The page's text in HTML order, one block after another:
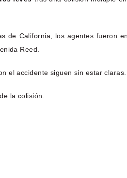
de California, los agentes fueron
Reed.
el accidente siguen sin estar
la colisión.